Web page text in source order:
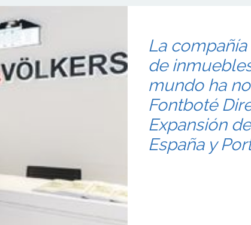
La
de
mundo ha
Fontboté
Expansión
España y